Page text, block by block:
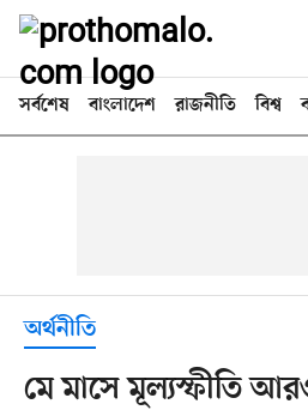
সর্বশেষ বাংলাদেশ রাজনীতি বিশ্ব
অর্থনীতি
মে মাসে মূল্যস্ফীতি